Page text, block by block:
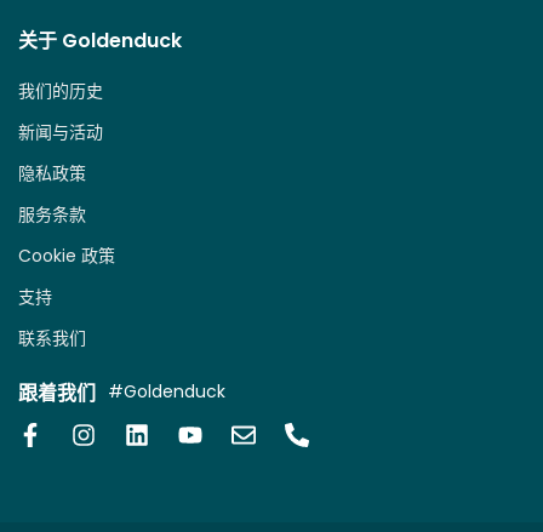
关于 Goldenduck
我们的历史
新闻与活动
隐私政策
服务条款
Cookie 政策
支持
联系我们
跟着我们 #Goldenduck